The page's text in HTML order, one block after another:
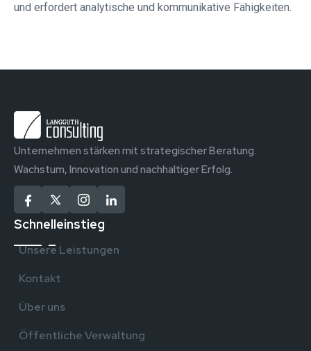
und erfordert analytische und kommunikative Fähigkeiten.
Unternehmen stärken mit strategischer Beratung.
Wachstum, Innovation und nachhaltiger Erfolg.
Schnelleinstieg
Unsere Leistungen
Kontakt
Über uns
Öffentliche Verwaltung